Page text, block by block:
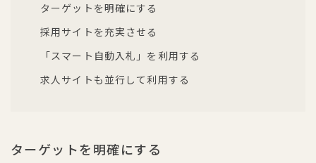
ターゲットを明確にする
採用サイトを充実させる
「スマート自動入札」を利用する
求人サイトも並行して利用する
ターゲットを明確にする